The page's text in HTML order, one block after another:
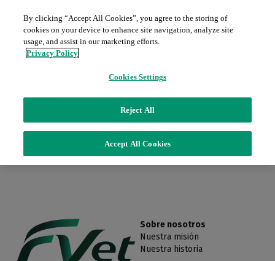
Inicio
Servicios
Piezas para servicio (password)
Radiología
Endoscopia
Promociones
Contacto
Este producto no está disponible.
Regresar a la página de inicio.
Sobre nosotros
Nuestra misión
Nuestra historia
By clicking “Accept All Cookies”, you agree to the storing of
cookies on your device to enhance site navigation, analyze site
usage, and assist in our marketing efforts.
Privacy Policy
Cookies Settings
Reject All
Accept All Cookies